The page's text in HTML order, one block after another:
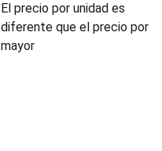
El precio por unidad es
diferente que el precio por
mayor